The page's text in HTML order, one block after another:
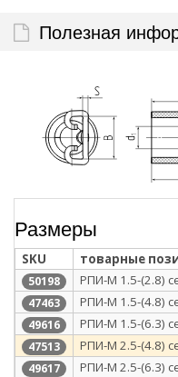
Полезная
Размеры
SKU товарные
50198 РПИ-М 1.5-(2.8)
47463 РПИ-М 1.5-(4.8)
49616 РПИ-М 1.5-(6.3)
47513 РПИ-М 2.5-(4.8)
49617 РПИ-М 2.5-(6.3)